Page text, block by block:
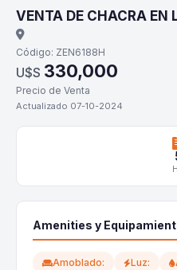
VENTA DE CHACRA EN
Código: ZEN6188H
U$S 330,000
Precio de Venta
Actualizado 07-10-2024
Amenities y
Amoblado: Luz: